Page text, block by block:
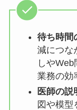
待ち時間
減につな
しやWeb
業務の効
医師の説
図や模型